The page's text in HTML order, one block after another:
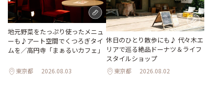
地元野菜をたっぷり使ったメニュ
ーも♪アート空間でくつろぎタイ
ムを／高円寺「まぁるいカフェ」
東京都 2026.08.03
休日のひとり散歩にも♪ 代々木エ
リアで巡る絶品ドーナツ＆ライフ
スタイルショップ
東京都 2026.08.02